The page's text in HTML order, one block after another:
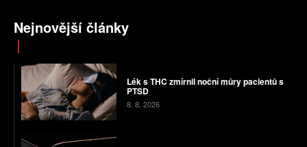
Nejnovější články
Lék s THC zmírnil noční můry pacientů s
PTSD
8. 8. 2026